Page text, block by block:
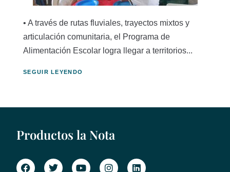
• A través de rutas fluviales, trayectos mixtos y
articulación comunitaria, el Programa de
Alimentación Escolar logra llegar a territorios...
SEGUIR LEYENDO
Productos la Nota